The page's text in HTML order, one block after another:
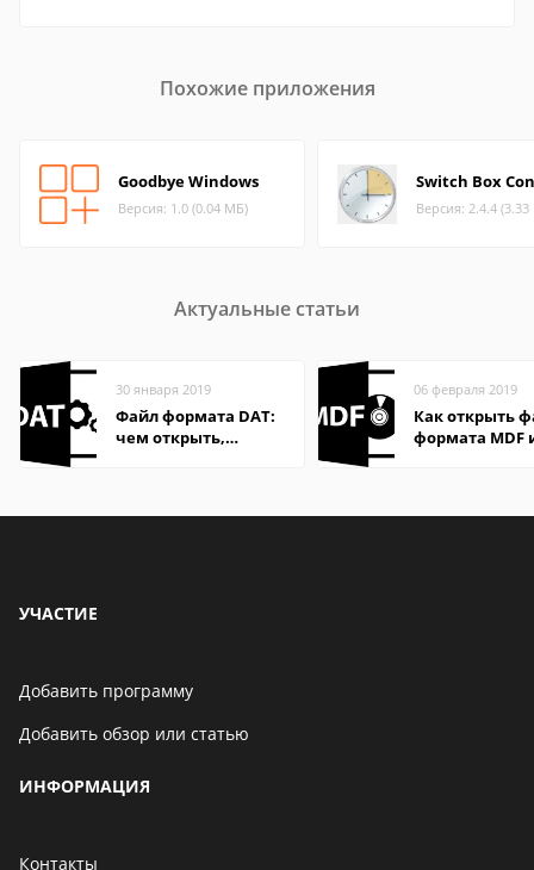
Похожие приложения
Goodbye Windows
Версия: 1.0 (0.04 МБ)
Switch Box
Версия: 2.4.4
Актуальные статьи
30 января 2019
Файл формата DAT:
чем открыть,
06 февраля 2019
Как открыть
формата MDF
УЧАСТИЕ
Добавить программу
Добавить обзор или статью
ИНФОРМАЦИЯ
Контакты